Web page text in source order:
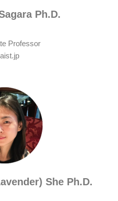
Ph.D.
Professor
She Ph.D.